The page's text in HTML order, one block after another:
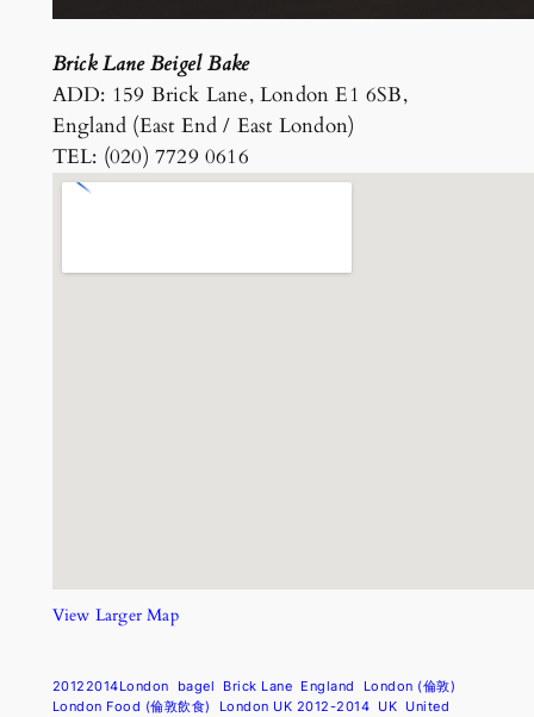
Brick Lane Beigel Bake
ADD: 159 Brick Lane, London E1 6SB,
England (East End / East London)
TEL: (020) 7729 0616
View Larger Map
20122014London bagel Brick Lane England
London (倫敦)
London Food (倫敦飲食)
London UK 2012-2014 UK United